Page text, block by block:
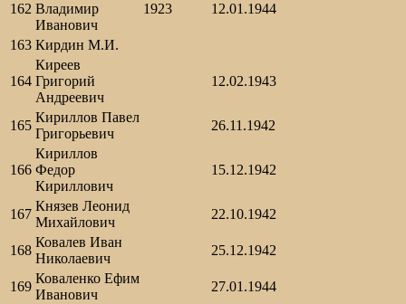
162 Владимир
Иванович
1923 12.01.1944
163 Кирдин М.И.
164
Киреев
Григорий
Андреевич
12.02.1943
165
Кириллов Павел
Григорьевич
26.11.1942
166
Кириллов
Федор
Кириллович
15.12.1942
167
Князев Леонид
Михайлович
22.10.1942
168
Ковалев Иван
Николаевич
25.12.1942
169
Коваленко Ефим
Иванович
27.01.1944